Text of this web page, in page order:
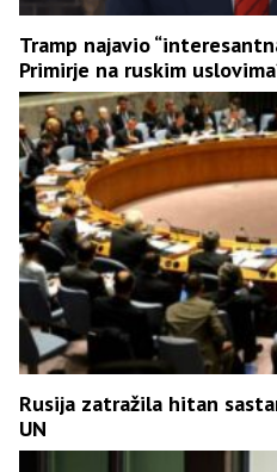
Tramp najavio
Primirje na ruskim
Rusija zatražila hitan
UN